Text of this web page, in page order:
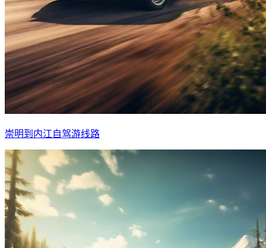
崇明到内江自驾游线路